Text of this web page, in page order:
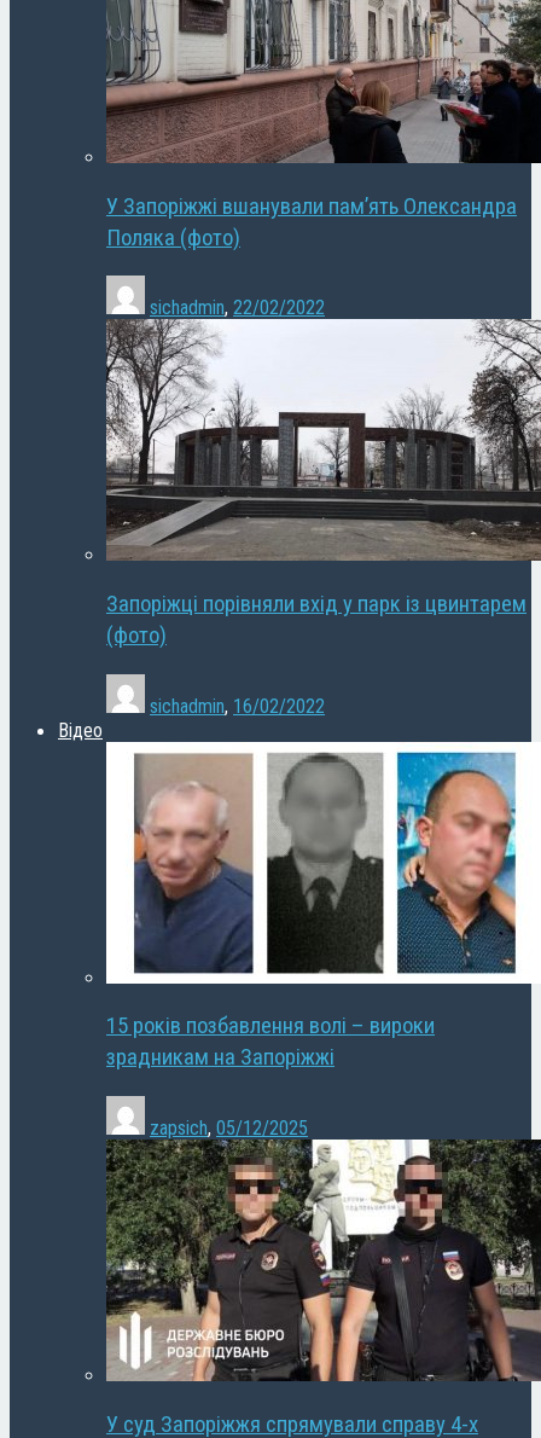
У Запоріжжі вшанували пам’ять Олександра
Поляка (фото)
sichadmin, 22/02/2022
Запоріжці порівняли вхід у парк із цвинтарем
(фото)
sichadmin, 16/02/2022
Відео
15 років позбавлення волі – вироки
зрадникам на Запоріжжі
zapsich, 05/12/2025
У суд Запоріжжя спрямували справу 4-х